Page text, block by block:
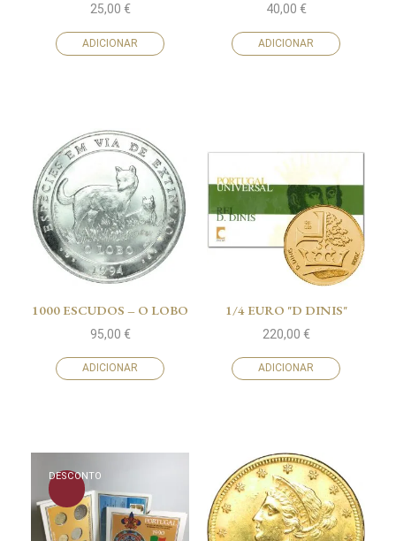
25,00 €
ADICIONAR
40,00 €
ADICIONAR
1000 ESCUDOS – O LOBO
95,00 €
ADICIONAR
1/4 EURO "D DINIS"
220,00 €
ADICIONAR
DESCONTO